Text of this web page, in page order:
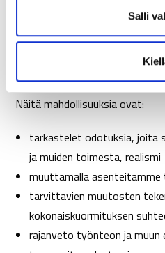
Salli
energiaa ja näkökulmaa
Hyväksyminen avaa tilaa
Näitä mahdollisuuksia ovat:
tarkastelet odotuksia, joita
ja muiden toimesta, realismi
muuttamalla
tarvittavien muutosten
kokonaiskuormituksen
rajanveto työnteon ja muun